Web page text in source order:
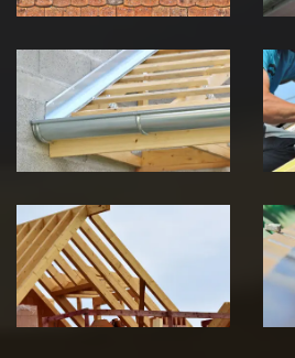
Pose de
Chéneau 39
Jura
Traitement de
charpente 39
Jura